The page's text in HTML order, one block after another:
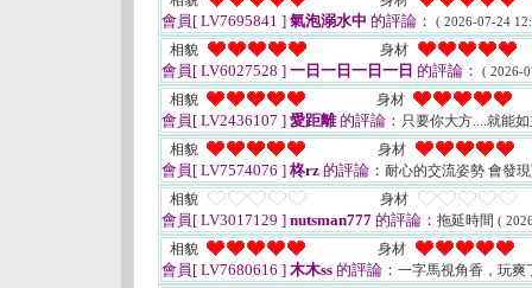
會員[ LV7695841 ] 氣泡溺水中 的評論： ( 2026-07-24
相貌 身材
會員[ LV6027528 ] 一日一日一日一日 的評論： ( 2026-
相貌 身材
會員[ LV2436107 ] 愛距離的評論： 只要你大方....就能
相貌
身材
會員[ LV7574076 ] 柊rz 的評論： 耐心的交流姿勢 會發
相貌
身材
會員[ LV3017129 ] nutsman777 的評論： 拖延時間 (
相貌 身材
會員[ LV7680616 ] 木木ss 的評論： 一字馬視角香，玩